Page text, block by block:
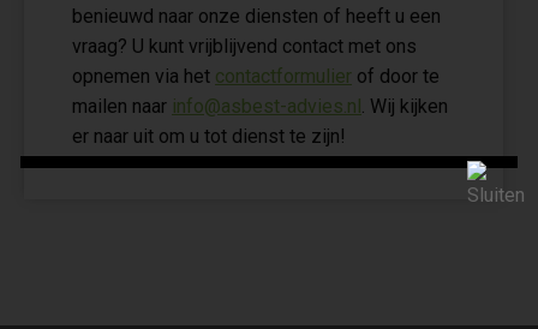
benieuwd naar onze diensten of heeft u een
vraag? U kunt vrijblijvend contact met ons
opnemen via het contactformulier of door te
mailen naar info@asbest-advies.nl. Wij kijken
er naar uit om u tot dienst te zijn!